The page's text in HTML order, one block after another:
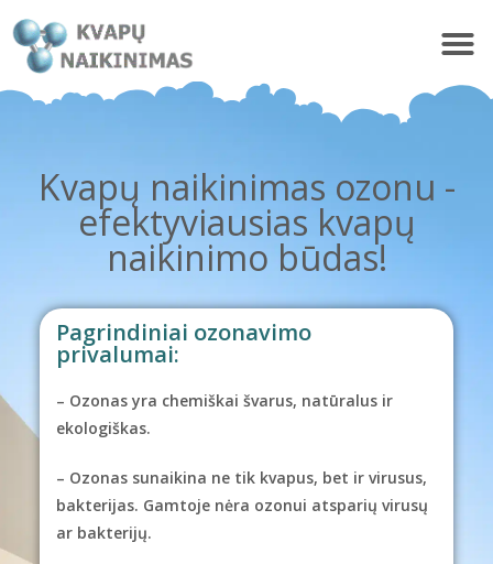
Kvapų naikinimas ozonu -
efektyviausias kvapų
naikinimo būdas!
Pagrindiniai ozonavimo
privalumai:
– Ozonas yra chemiškai švarus, natūralus ir
ekologiškas.
– Ozonas sunaikina ne tik kvapus, bet ir virusus,
bakterijas. Gamtoje nėra ozonui atsparių virusų
ar bakterijų.